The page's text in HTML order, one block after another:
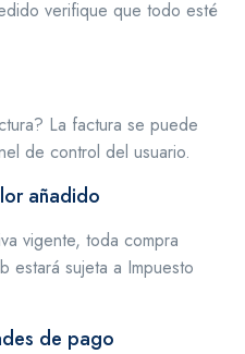
verifique que todo esté
La factura se puede
de control del usuario.
añadido
vigente, toda compra
estará sujeta a Impuesto
de pago